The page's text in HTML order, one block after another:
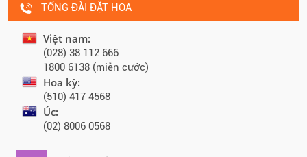
TỔNG ĐÀI ĐẶT HOA
Việt nam:
(028) 38 112 666
1800 6138 (miễn cước)
Hoa kỳ:
(510) 417 4568
Úc:
(02) 8006 0568